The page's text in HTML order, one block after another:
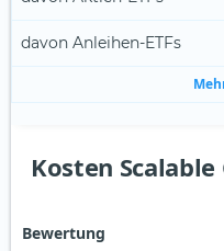
davon Anleihen-ETFs
Kosten Scalable
Bewertung